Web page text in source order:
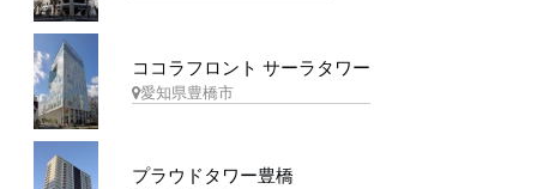
ココラフロント サーラタワー
愛知県豊橋市
プラウドタワー豊橋